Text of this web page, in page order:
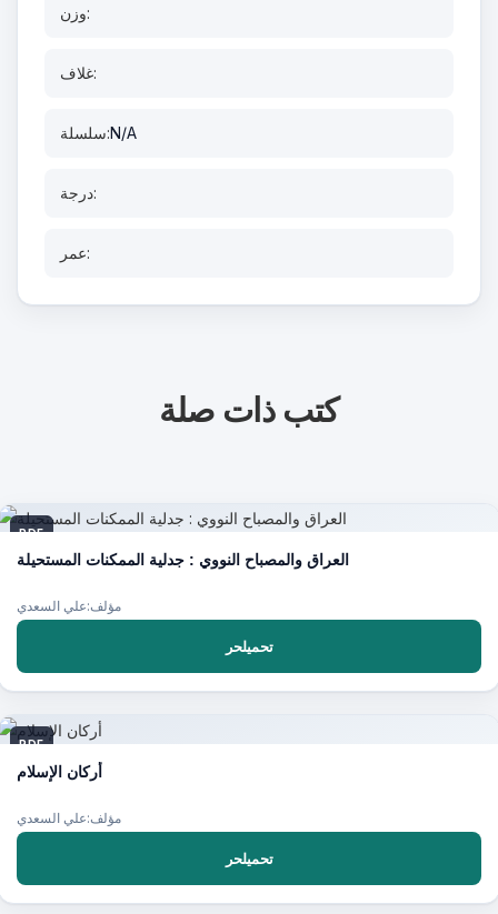
وزن:
غلاف:
سلسلة:N/A
درجة:
عمر:
كتب ذات صلة
PDF
العراق والمصباح النووي : جدلية الممكنات المستحيلة
مؤلف:علي السعدي
تحميلحر
PDF
أركان الإسلام
مؤلف:علي السعدي
تحميلحر